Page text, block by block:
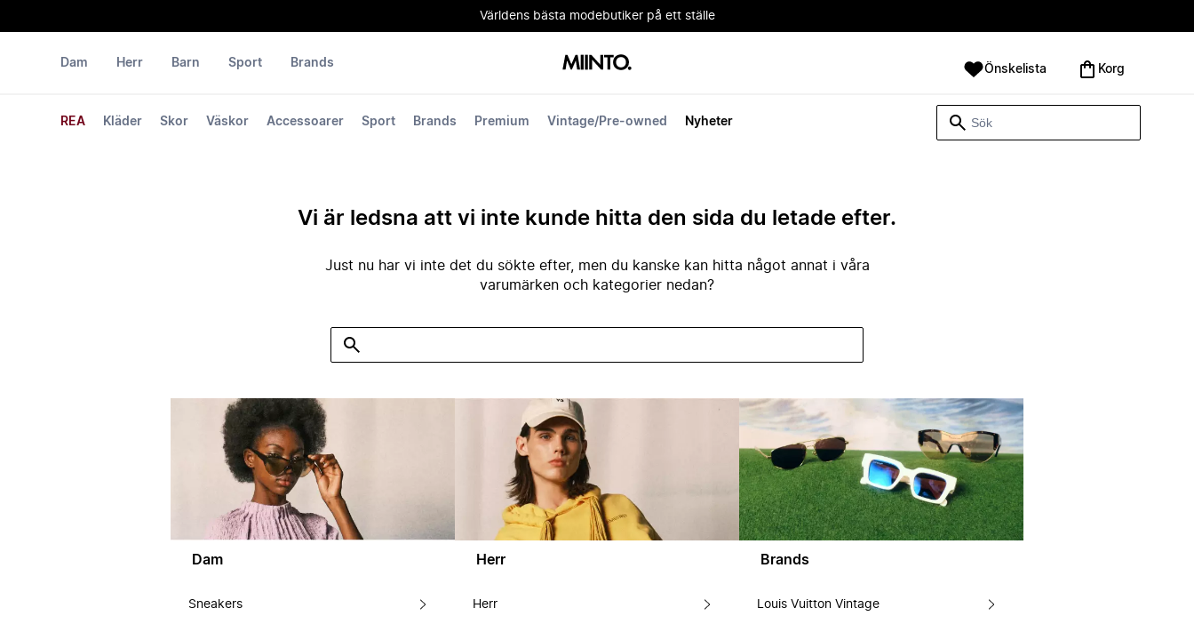
Världens bästa modebutiker på ett ställe
Dam
REA Kläder Skor Väskor Accessoarer Sport Brands Premium Vintage/Pre-owned Nyheter
Herr Barn Sport Brands Önskelista Korg
Vi är ledsna att vi inte kunde hitta den sida du letade efter.
Just nu har vi inte det du sökte efter, men du kanske kan hitta något annat i våra
varumärken och kategorier nedan?
Dam
Sneakers
Herr
Herr
Brands
Louis Vuitton Vintage